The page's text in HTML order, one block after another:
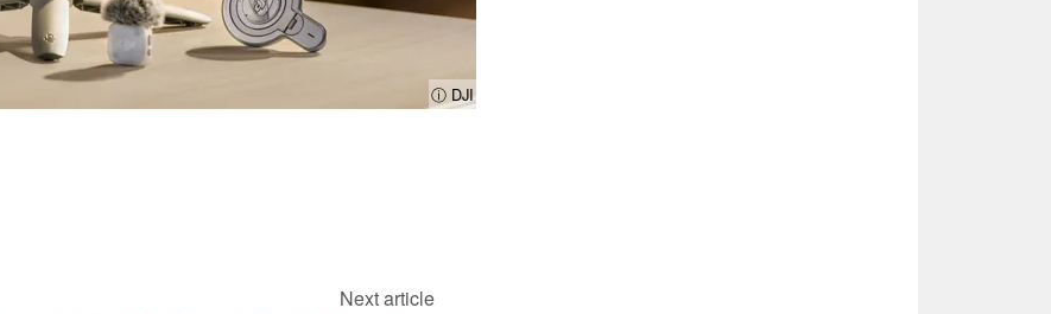
ⓘ DJI
Next article